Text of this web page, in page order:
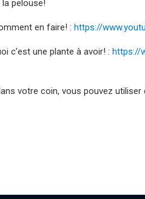
pelouse!
en faire! : https://
c’est une plante à avoir! : https://
votre coin, vous pouvez utiliser